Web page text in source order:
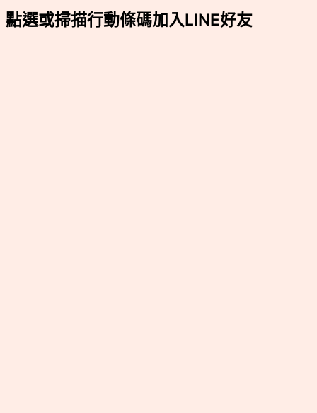
點選或掃描行動條碼加入LINE好友